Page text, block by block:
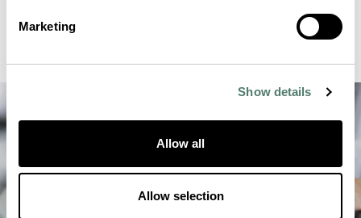
Marketing
Show details
Allow all
Allow selection